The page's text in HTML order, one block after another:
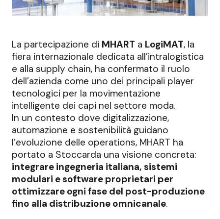
La partecipazione di MHART a LogiMAT, la
fiera internazionale dedicata all’intralogistica
e alla supply chain, ha confermato il ruolo
dell’azienda come uno dei principali player
tecnologici per la movimentazione
intelligente dei capi nel settore moda.
In un contesto dove digitalizzazione,
automazione e sostenibilità guidano
l’evoluzione delle operations, MHART ha
portato a Stoccarda una visione concreta:
integrare ingegneria italiana, sistemi
modulari e software proprietari per
ottimizzare ogni fase del post-produzione
fino alla distribuzione omnicanale.